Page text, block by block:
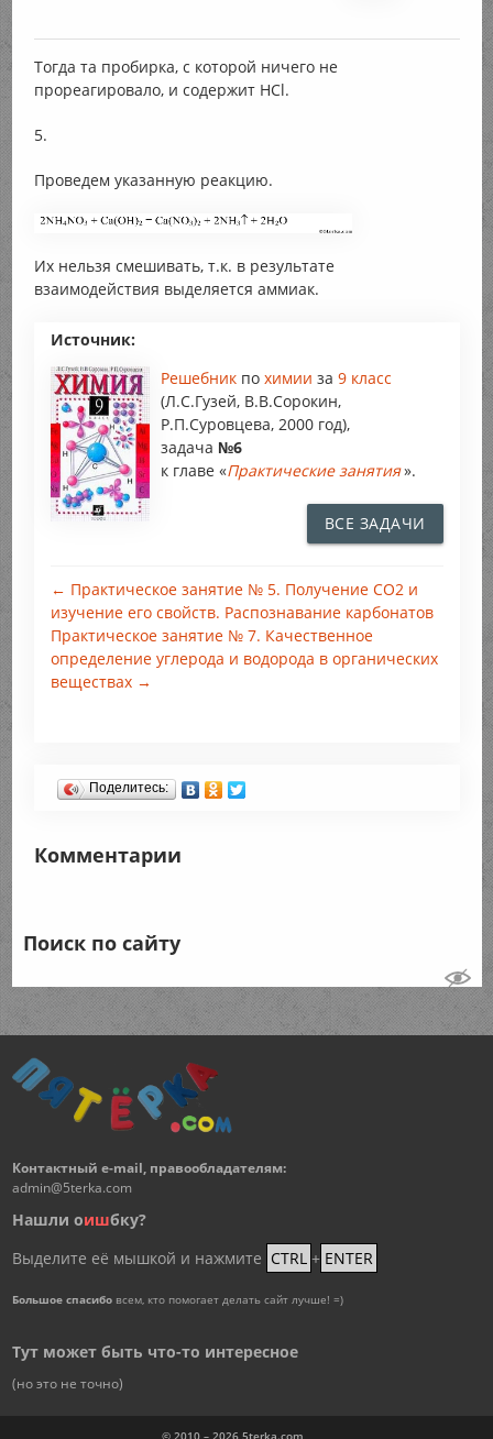
Тогда та пробирка, с которой ничего не
прореагировало, и содержит НCl.
5.
Проведем указанную реакцию.
Их нельзя смешивать, т.к. в результате
взаимодействия выделяется аммиак.
Источник:
Решебник по химии за 9 класс
(Л.С.Гузей, В.В.Сорокин,
Р.П.Суровцева, 2000 год),
задача №6
к главе «Практические занятия».
ВСЕ ЗАДАЧИ
← Практическое занятие № 5. Получение СО2 и
изучение его свойств. Распознавание карбонатов
Практическое занятие № 7. Качественное
определение углерода и водорода в органических
веществах →
Поделитесь:
Комментарии
Поиск по сайту
Контактный e-mail, правообладателям:
admin@5terka.com
Нашли оишбку?
Выделите её мышкой и нажмите CTRL + ENTER
Большое спасибовсем, кто помогает делать сайт лучше! =)
Тут может быть что-то интересное
(но это не точно)
© 2010 – 2026 5terka.com